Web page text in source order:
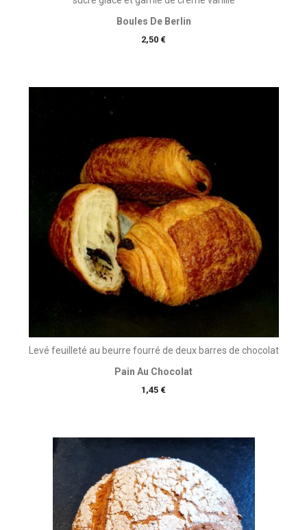
Boules De Berlin
Prix
2,50 €
Levé feuilleté au beurre fourré de deux barres de chocolat
Pain Au Chocolat
Prix
1,45 €